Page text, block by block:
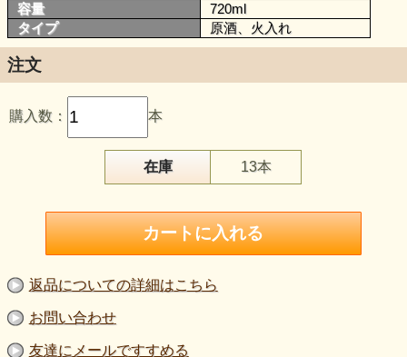
容量
720ml
タイプ
原酒、火入れ
注文
購入数： 本
在庫 13本
返品についての詳細はこちら
お問い合わせ
友達にメールですすめる